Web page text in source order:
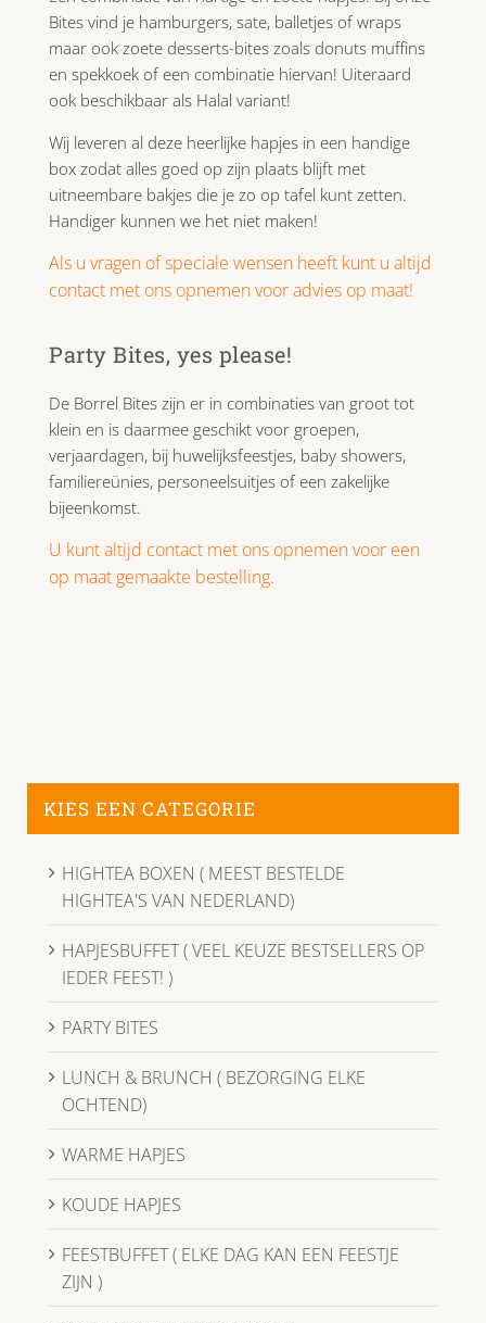
Bites vind je hamburgers, sate, balletjes of wraps
maar ook zoete desserts-bites zoals donuts muffins
en spekkoek of een combinatie hiervan! Uiteraard
ook beschikbaar als Halal variant!
Wij leveren al deze heerlijke hapjes in een handige
box zodat alles goed op zijn plaats blijft met
uitneembare bakjes die je zo op tafel kunt zetten.
Handiger kunnen we het niet maken!
Als u vragen of speciale wensen heeft kunt u altijd
contact met ons opnemen voor advies op maat!
Party Bites, yes please!
De Borrel Bites zijn er in combinaties van groot tot
klein en is daarmee geschikt voor groepen,
verjaardagen, bij huwelijksfeestjes, baby showers,
familiereünies, personeelsuitjes of een zakelijke
bijeenkomst.
U kunt altijd contact met ons opnemen voor een
op maat gemaakte bestelling.
KIES EEN CATEGORIE
HIGHTEA BOXEN ( MEEST BESTELDE
HIGHTEA'S VAN NEDERLAND)
HAPJESBUFFET ( VEEL KEUZE BESTSELLERS OP
IEDER FEEST! )
PARTY BITES
LUNCH & BRUNCH ( BEZORGING ELKE
OCHTEND)
WARME HAPJES
KOUDE HAPJES
FEESTBUFFET ( ELKE DAG KAN EEN FEESTJE
ZIJN )